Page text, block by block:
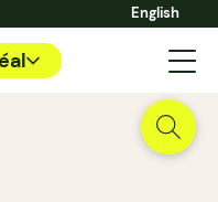
English